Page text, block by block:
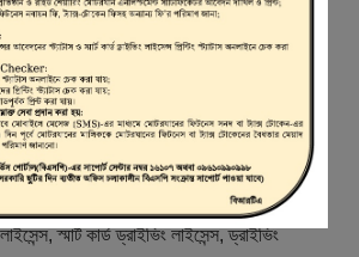
পোর্টালে
(বিএসপি) বাংলাদেশ রোড ট্রান্সপোর্ট অথরিটি
অনলাইন সেবা প্রদানের মাধ্যম যেখানে ড্রাইভার,
বিক্রেতাদের নিবন্ধিত করা হয় এবং
স্মার্ট কার্ড ড্রাইভিং লাইসেন্স, ড্রাইভিং